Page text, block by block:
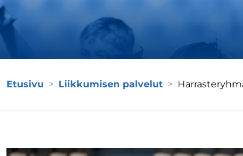
Etusivu > Liikkumisen palvelut >